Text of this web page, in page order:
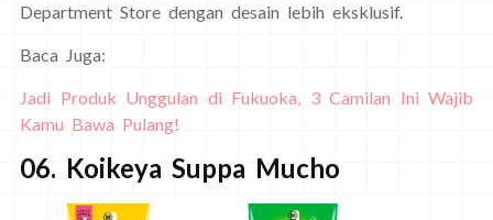
Department Store dengan desain lebih eksklusif.
Baca Juga:
Jadi Produk Unggulan di Fukuoka, 3 Camilan Ini Wajib
Kamu Bawa Pulang!
06. Koikeya Suppa Mucho